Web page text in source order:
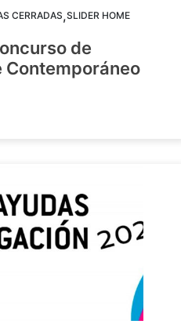
CERRADAS,SLIDER HOME
de
Contemporáneo